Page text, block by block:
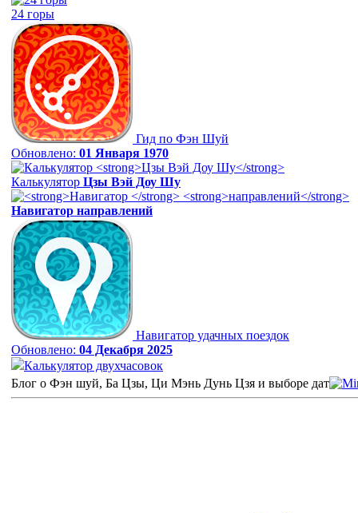
24 горы
Гид по Фэн Шуй
Обновлено: 01 Января 1970
Калькулятор Цзы Вэй Доу Шу
Навигатор направлений
Навигатор удачных поездок
Обновлено: 04 Декабря 2025
Калькулятор двухчасовок
Блог о Фэн шуй, Ба Цзы, Ци Мэнь Дунь Цзя и выборе дат